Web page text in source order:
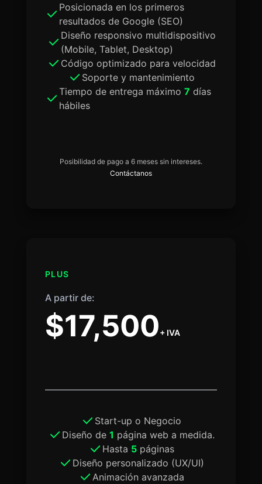
Posicionada en los primeros
resultados de Google (SEO)
Diseño responsivo multidispositivo
(Mobile, Tablet, Desktop)
Código optimizado para velocidad
Soporte y mantenimiento
Tiempo de entrega máximo 7 días
hábiles
Posibilidad de pago a 6 meses sin intereses.
Contáctanos
PLUS
A partir de:
$17,500+ IVA
Start-up o Negocio
Diseño de 1 página web a medida.
Hasta 5páginas
Diseño personalizado (UX/UI)
Animación avanzada